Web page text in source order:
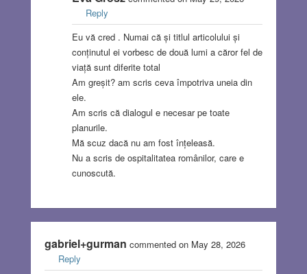
Reply
Eu vă cred . Numai că și titlul articolului și
conținutul ei vorbesc de două lumi a căror fel de
viață sunt diferite total
Am greșit? am scris ceva împotriva uneia din
ele.
Am scris că dialogul e necesar pe toate
planurile.
Mă scuz dacă nu am fost înțeleasă.
Nu a scris de ospitalitatea românilor, care e
cunoscută.
gabriel+gurman commented on May 28, 2026
Reply